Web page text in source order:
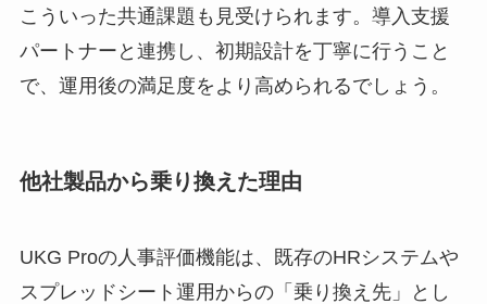
こういった共通課題も見受けられます。導入支援
パートナーと連携し、初期設計を丁寧に行うこと
で、運用後の満足度をより高められるでしょう。
他社製品から乗り換えた理由
UKG Proの人事評価機能は、既存のHRシステムや
スプレッドシート運用からの「乗り換え先」とし